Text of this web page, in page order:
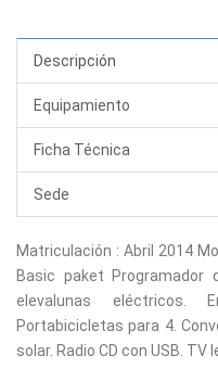
Descripción
Equipamiento
Ficha Técnica
Sede
Matriculación : Abril 2014
Basic paket Programador
elevalunas eléctricos.
Portabicicletas para 4.
solar. Radio CD con USB. TV